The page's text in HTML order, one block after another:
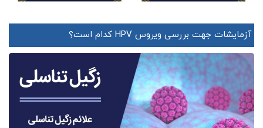
آزمایشات جهت بررسی ویروس HPV کدام است؟